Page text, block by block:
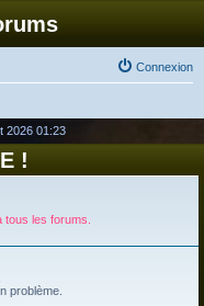
Connexion
2026 01:23
!
les forums.
problème.